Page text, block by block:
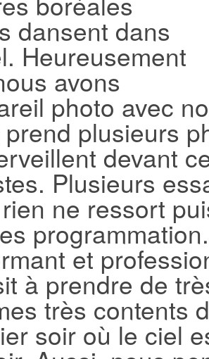
dansent dans
Heureusement
avons
photo avec
plusieurs
devant
Plusieurs
ne ressort
et
à prendre de
très contents
soir où le ciel